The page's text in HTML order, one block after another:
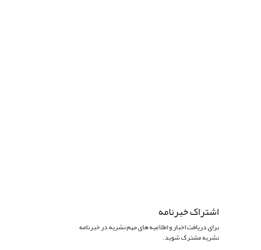
اشتراک خبرنامه
برای دریافت اخبار و اطلاعیه های مهم نشریه در خبرنامه
نشریه مشترک شوید.